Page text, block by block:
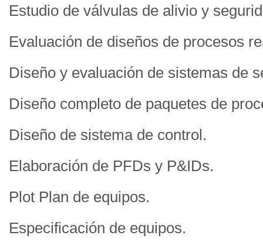
Estudio de válvulas de alivio y
Evaluación de diseños de procesos
Diseño y evaluación de sistemas de
Diseño completo de paquetes de
Diseño de sistema de control.
Elaboración de PFDs y P&IDs.
Plot Plan de equipos.
Especificación de equipos.